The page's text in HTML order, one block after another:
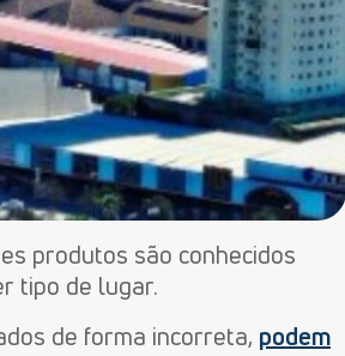
produtos são conhecidos
tipo de lugar.
de forma incorreta, podem